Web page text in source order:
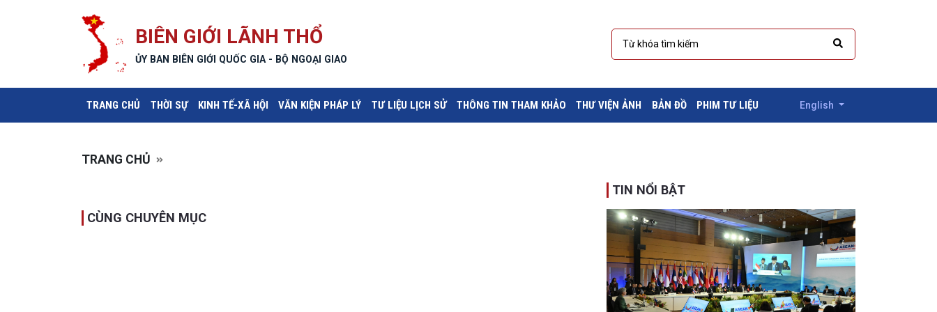
BIÊN GIỚI LÃNH THỔ
ỦY BAN BIÊN GIỚI QUỐC GIA - BỘ NGOẠI GIAO
TRANG CHỦ (CURRENT)
THỜI SỰ KINH TẾ-XÃ HỘI VĂN KIỆN PHÁP LÝ TƯ LIỆU LỊCH SỬ THÔNG TIN THAM KHẢO THƯ VIỆN ẢNH BẢN ĐỒ PHIM TƯ LIỆU English
TRANG CHỦ
CÙNG CHUYÊN MỤC
TIN NỔI BẬT